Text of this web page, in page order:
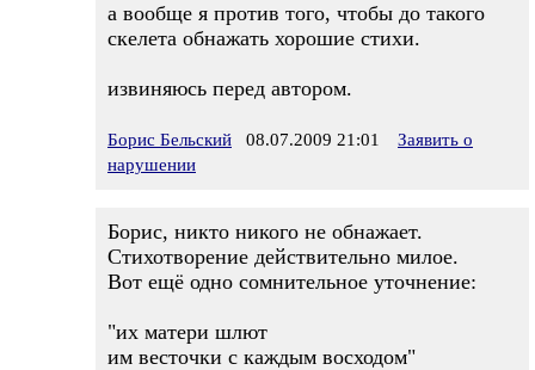
а вообще я против того, чтобы до такого
скелета обнажать хорошие стихи.
извиняюсь перед автором.
Борис Бельский 08.07.2009 21:01
Заявить о
нарушении
Борис, никто никого не обнажает.
Стихотворение действительно милое.
Вот ещё одно сомнительное уточнение:
"их матери шлют
им весточки с каждым восходом"